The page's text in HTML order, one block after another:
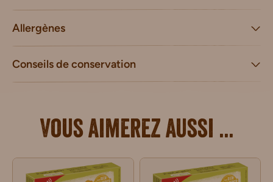
Allergènes
Conseils de conservation
Vous aimerez aussi ...